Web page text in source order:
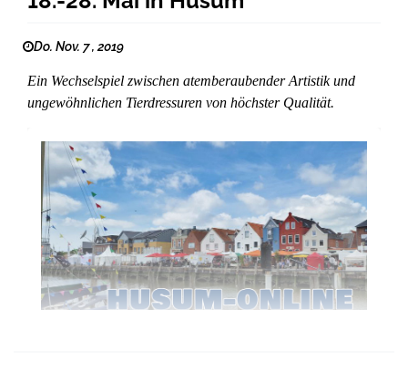
Do. Nov. 7 , 2019
Ein Wechselspiel zwischen atemberaubender Artistik und
ungewöhnlichen Tierdressuren von höchster Qualität.